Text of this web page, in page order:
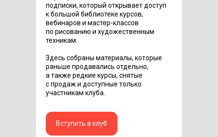
подписки, который открывает доступ
к большой библиотеке курсов,
вебинаров и мастер-классов
по рисованию и художественным
техникам.
Здесь собраны материалы, которые
раньше продавались отдельно,
а также редкие курсы, снятые
с продаж и доступные только
участникам клуба.
Вступить в клуб